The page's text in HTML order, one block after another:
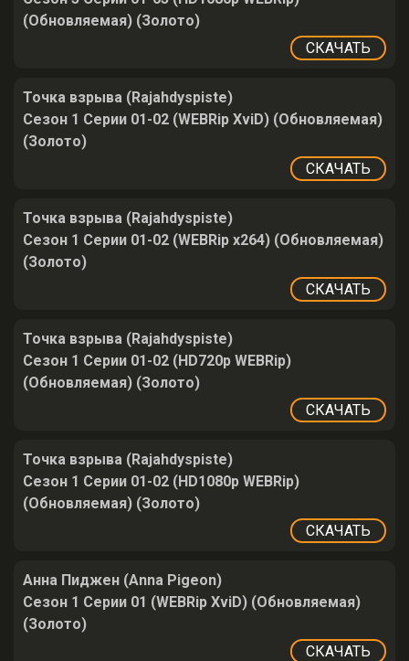
(Обновляемая) (Золото)
СКАЧАТЬ
Точка взрыва (Rajahdyspiste)
Сезон 1 Серии 01-02 (WEBRip XviD) (Обновляемая)
(Золото)
СКАЧАТЬ
Точка взрыва (Rajahdyspiste)
Сезон 1 Серии 01-02 (WEBRip x264) (Обновляемая)
(Золото)
СКАЧАТЬ
Точка взрыва (Rajahdyspiste)
Сезон 1 Серии 01-02 (HD720p WEBRip)
(Обновляемая) (Золото)
СКАЧАТЬ
Точка взрыва (Rajahdyspiste)
Сезон 1 Серии 01-02 (HD1080p WEBRip)
(Обновляемая) (Золото)
СКАЧАТЬ
Анна Пиджен (Anna Pigeon)
Сезон 1 Серии 01 (WEBRip XviD) (Обновляемая)
(Золото)
СКАЧАТЬ